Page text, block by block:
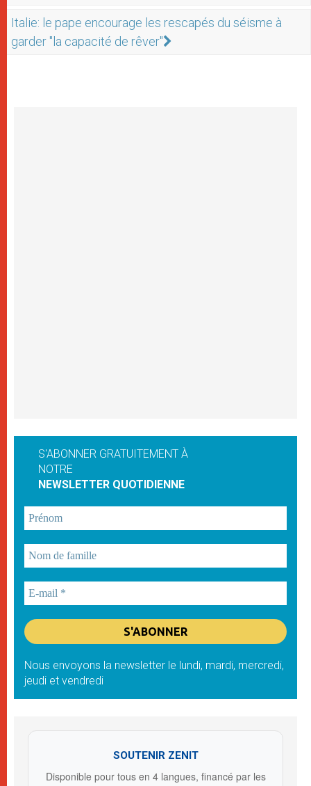
Italie: le pape encourage les rescapés du séisme à
garder "la capacité de rêver"
S'ABONNER GRATUITEMENT À
NOTRE
NEWSLETTER QUOTIDIENNE
Nous envoyons la newsletter le lundi, mardi, mercredi,
jeudi et vendredi
SOUTENIR ZENIT
Disponible pour tous en 4 langues, financé par les